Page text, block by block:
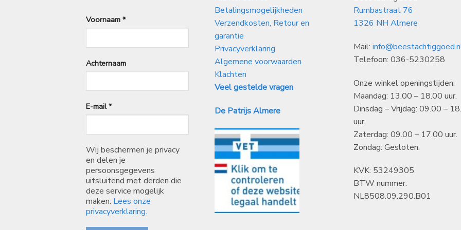
Voornaam *
Achternaam
E-mail*
Wij beschermen je privacy
en delen je
persoonsgegevens
uitsluitend met derden die
deze service mogelijk
maken. Lees onze
privacyverklaring.
Betalingsmogelijkheden
Verzendkosten, Retour en
garantie
Privacyverklaring
Algemene voorwaarden
Klachten
Veel gestelde vragen
De Patrijs Almere
Rumbastraat 76
1326 NH Almere
Mail:
Telefoon: 036-5230258
Onze winkel openingstijden:
Maandag: 13.00 – 18.00 uur.
Dinsdag – Vrijdag: 09.00 –
uur.
Zaterdag: 09.00 – 17.00 uur.
Zondag: Gesloten.
KVK: 53249305
BTW nummer:
NL8508.09.290.B01